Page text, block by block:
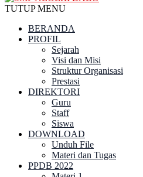
TUTUP MENU
BERANDA
PROFIL
Sejarah
Visi dan Misi
Struktur Organisasi
Prestasi
DIREKTORI
Guru
Staff
Siswa
DOWNLOAD
Unduh File
Materi dan Tugas
PPDB 2022